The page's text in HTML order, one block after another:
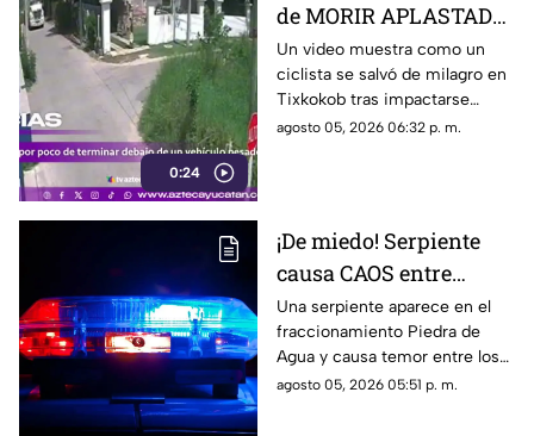
0:24
de MORIR APLASTADO
en Tixkokob; el
momento quedó
GRABADO en video
Un video muestra como un
ciclista se salvó de milagro en
Tixkokob tras impactarse
contra un vehículo pesado y
agosto 05, 2026 06:32 p. m.
¡De miedo! Serpiente
causa CAOS entre
vecinos de Piedra de
Agua; esto pasó al final
Una serpiente aparece en el
fraccionamiento Piedra de
Agua y causa temor entre los
vecinos, por lo que se pide
agosto 05, 2026 05:51 p. m.